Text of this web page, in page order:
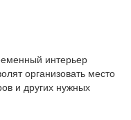
интерьер
организовать место
и других нужных